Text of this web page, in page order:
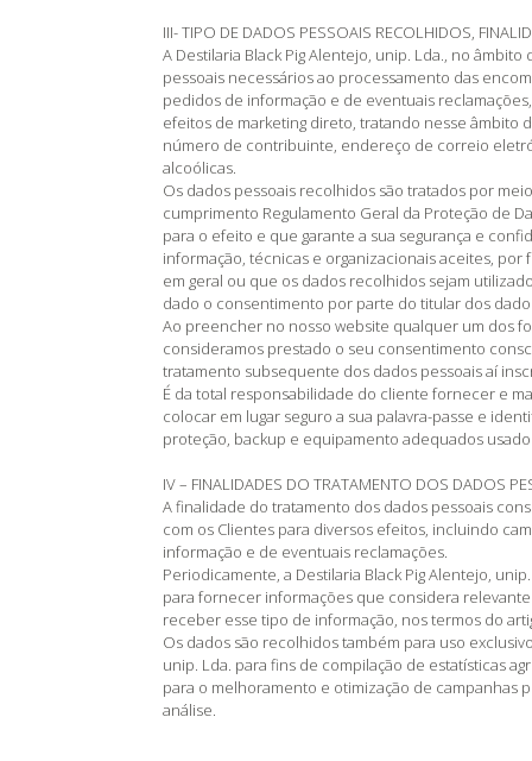
III- TIPO DE DADOS PESSOAIS RECOLHIDOS,
A Destilaria Black Pig Alentejo, unip. Lda., no
pessoais necessários ao processamento das
pedidos de informação e de eventuais
efeitos de marketing direto, tratando nesse âmbito
número de contribuinte, endereço de correio
alcoólicas.
Os dados pessoais recolhidos são tratados por
cumprimento Regulamento Geral da Proteção de
para o efeito e que garante a sua segurança e
informação, técnicas e organizacionais aceites,
em geral ou que os dados recolhidos sejam
dado o consentimento por parte do titular dos
Ao preencher no nosso website qualquer um dos
consideramos prestado o seu consentimento
tratamento subsequente dos dados pessoais aí
É da total responsabilidade do cliente fornecer e
colocar em lugar seguro a sua palavra-passe e
proteção, backup e equipamento adequados
IV – FINALIDADES DO TRATAMENTO DOS DADOS
A finalidade do tratamento dos dados pessoais
com os Clientes para diversos efeitos, incluindo
informação e de eventuais reclamações.
Periodicamente, a Destilaria Black Pig Alentejo,
para fornecer informações que considera
receber esse tipo de informação, nos termos do
Os dados são recolhidos também para uso
unip. Lda. para fins de compilação de estatísticas
para o melhoramento e otimização de campanhas
análise.